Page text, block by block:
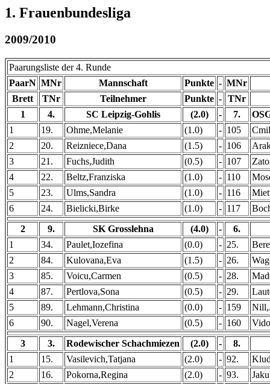
1. Frauenbundesliga
2009/2010
Paarungsliste der 4. Runde
PaarN MNr Mannschaft Punkte - MNr
Brett
TNr Teilnehmer Punkte - TNr
1
4. SC Leipzig-Gohlis (2.0) - 7.
1
19. Ohme,Melanie (1.0) - 105
2
20. Reizniece,Dana (1.5) - 106
3
21. Fuchs,Judith (0.5) - 107
4
22. Beltz,Franziska (1.0) - 110
5
23. Ulms,Sandra (1.0) - 116
6
24. Bielicki,Birke (1.0) - 117
2
9. SK Grosslehna (4.0) -
6.
1
34. Paulet,Iozefina (0.0) - 25.
2
84. Kulovana,Eva (1.5) - 26.
3
85. Voicu,Carmen (0.5) - 28.
4
87. Pertlova,Sona (0.5) - 29.
5
89. Lehmann,Christina (0.0) - 159
6
90. Nagel,Verena (0.5) - 160
3
3. Rodewischer Schachmiezen (2.0) -
8.
1
15. Vasilevich,Tatjana (2.0) - 92.
2
16. Pokorna,Regina (2.0) - 93.